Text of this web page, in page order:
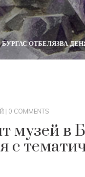
ОТБЕЛЯЗВА
| 0 COMMENTS
музей в
с